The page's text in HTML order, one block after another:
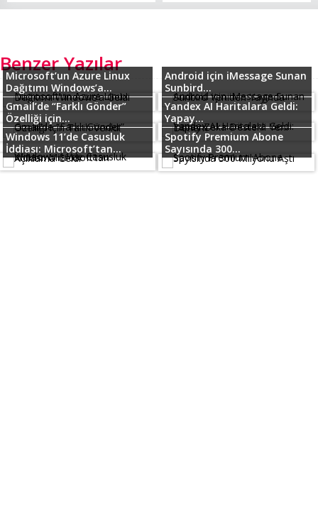
Benzer Yazılar
Microsoft’un Azure Linux
Dağıtımı Windows’a...
Android için iMessage Sunan
Sunbird...
Gmail’de “Farklı Gönder”
Özelliği için...
Yandex AI Haritalara Geldi:
Yapay...
Windows 11’de Casusluk
İddiası: Microsoft’tan...
Spotify Premium Abone
Sayısında 300...